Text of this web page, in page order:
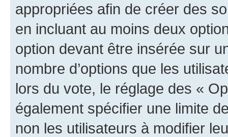
appropriées afin de créer des
en incluant au moins deux
option devant être insérée sur
nombre d’options que les
lors du vote, le réglage des «
également spécifier une limite
non les utilisateurs à modifier